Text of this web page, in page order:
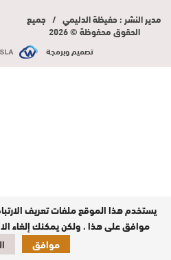
مدير النشر : حفيظة الدليمي / جميع
الحقوق محفوظة © 2026
تصميم وبرمجة
يستخدم هذا الموقع ملفات تعريف
موافق على هذا ، ولكن يمكنك إلغاء
موافق